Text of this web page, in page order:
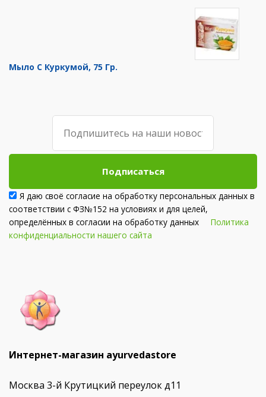
Мыло С Куркумой, 75 Гр.
Подписаться
Я даю своё согласие на обработку персональных данных в
соответствии с ФЗ№152 на условиях и для целей,
определённых в согласии на обработку данных Политика
конфиденциальности нашего сайта
Интернет-магазин ayurvedastore
Москва 3-й Крутицкий переулок д11